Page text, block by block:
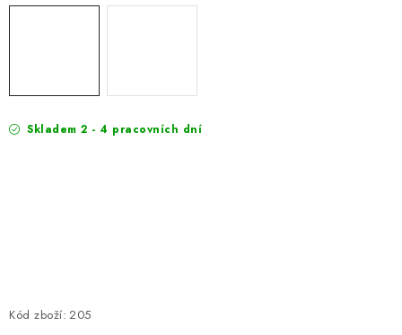
Skladem 2 - 4 pracovních dní
Kód zboží: 205